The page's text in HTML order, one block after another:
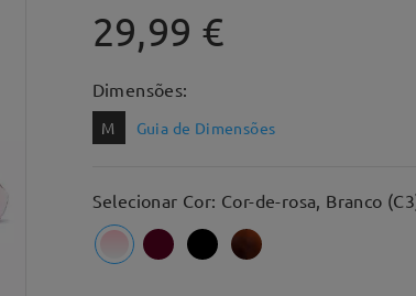
29,99 €
Dimensões:
M Guia de Dimensões
Selecionar Cor: Cor-de-rosa, Branco